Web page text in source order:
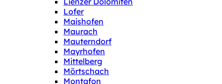
Lofer
Maishofen
Maurach
Mauterndorf
Mayrhofen
Mittelberg
Mörtschach
Montafon